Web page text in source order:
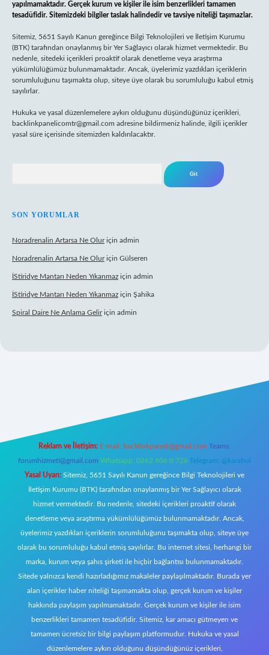
yapılmamaktadır. Gerçek kurum ve kişiler ile isim benzerlikleri tamamen
tesadüfidir. Sitemizdeki bilgiler taslak halindedir ve tavsiye niteliği taşımazlar.
Sitemiz, 5651 Sayılı Kanun gereğince Bilgi Teknolojileri ve İletişim Kurumu
(BTK) tarafından onaylanmış bir Yer Sağlayıcı olarak hizmet vermektedir. Bu
nedenle, sitedeki içerikleri proaktif olarak denetleme veya araştırma
yükümlülüğümüz bulunmamaktadır. Ancak, üyelerimiz yazdıkları içeriklerin
sorumluluğunu taşımakta olup, siteye üye olarak bu sorumluluğu kabul etmiş
sayılırlar.
Hukuka ve yasal düzenlemelere aykırı olduğunu düşündüğünüz içerikleri,
backlinkpanelicomtr@gmail.com adresine bildirmeniz halinde, ilgili içerikler
yasal süre içerisinde sitemizden kaldırılacaktır.
SON YORUMLAR
Noradrenalin Artarsa Ne Oluriçin admin
Noradrenalin Artarsa Ne Oluriçin Gülseren
İStiridye Mantarı Neden Yıkanmaz için admin
İStiridye Mantarı Neden Yıkanmaz için Şahika
Spiral Daire Ne Anlama Geliriçin admin
Reklam ve İletişim: E-mail: backlinkpaneli@gmail.com Teams:
forumhizmeti@gmail.com Whatsapp: 0262 606 0 726 Telegram: @karabul
Yasal Uyarı: Sitemiz, 5651 Sayılı Kanun gereğince Bilgi Teknolojileri ve
İletişim Kurumu (BTK) tarafından onaylanmış bir Yer Sağlayıcı olarak
hizmet vermektedir. Bu nedenle, sitedeki içerikleri proaktif olarak
denetleme veya araştırma yükümlülüğümüz bulunmamaktadır. Ancak,
üyelerimiz yazdıkları içeriklerin sorumluluğunu taşımakta olup, siteye üye
olarak bu sorumluluğu kabul etmiş sayılırlar. Bu internet sitesi, herhangi bir
marka, kurum veya şahıs şirketi ile hiçbir bağlantısı bulunmamaktadır.
Sitede yalnızca kendi hazırladığımız makaleler paylaşılmaktadır. Burada yer
alan içerikler haber niteliği taşımamakta olup, gerçek kurum ve kişiler
hakkında paylaşım yapılmamaktadır. Gerçek kurum ve kişiler ile isim
benzerlikleri tamamen tesadüfidir. Sitemiz, kar amacı gütmeyen ve
tamamen ücretsiz bir bilgi paylaşım platformudur. Hukuka ve yasal
düzenlemelere aykırı olduğunu düşündüğünüz içerikleri,